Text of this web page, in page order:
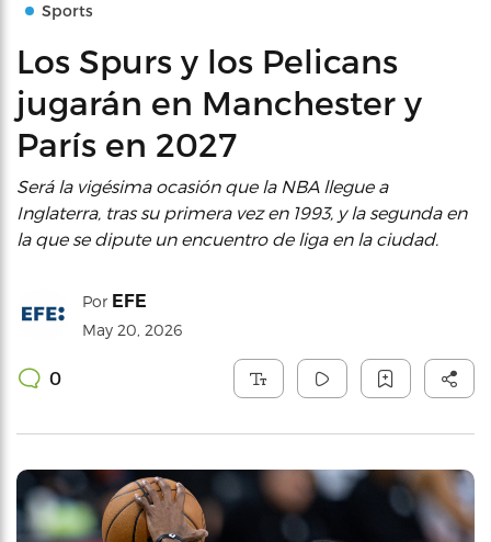
Sports
Los Spurs y los Pelicans
jugarán en Manchester y
París en 2027
Será la vigésima ocasión que la NBA llegue a
Inglaterra, tras su primera vez en 1993, y la segunda en
la que se dipute un encuentro de liga en la ciudad.
Por EFE
May 20, 2026
0